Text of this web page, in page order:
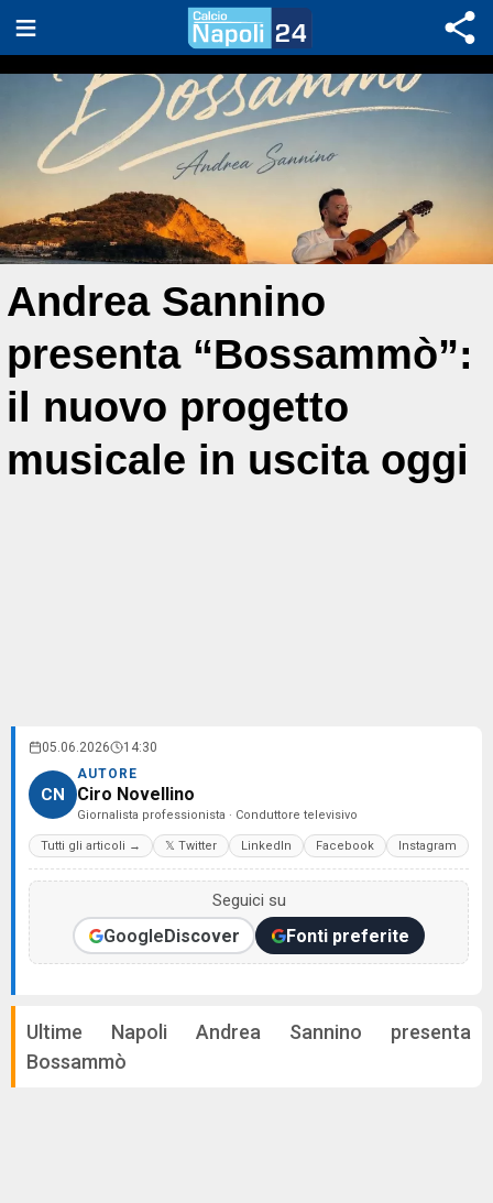
Andrea Sannino
presenta “Bossammò”:
il nuovo progetto
musicale in uscita oggi
05.06.2026 14:30
CN
AUTORE
Ciro Novellino
Giornalista professionista · Conduttore televisivo
Tutti gli articoli → 𝕏 Twitter LinkedIn Facebook Instagram
Seguici su
GoogleDiscover Fonti preferite
Ultime Napoli Andrea Sannino presenta
Bossammò